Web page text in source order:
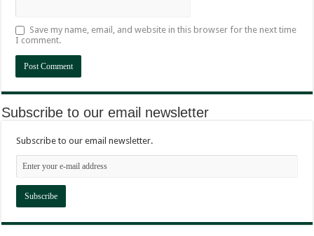
Save my name, email, and website in this browser for the next time
I comment.
Subscribe to our email newsletter
Subscribe to our email newsletter.